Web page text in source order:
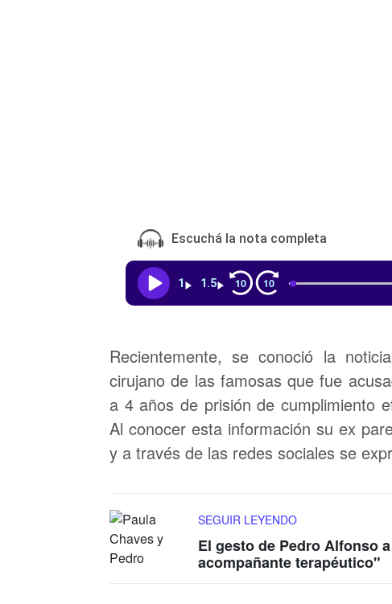
Escuchá la nota completa
1 1.5 10 10
Recientemente, se conoció la
cirujano de las famosas que fue
a 4 años de prisión de cumplimiento
Al conocer esta información su ex
y a través de las redes sociales se
SEGUIR LEYENDO
El gesto de Pedro Alfonso
acompañante terapéutico"